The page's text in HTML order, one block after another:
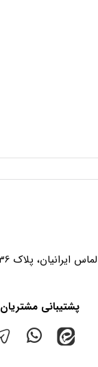
پشتیبانی مشتریان